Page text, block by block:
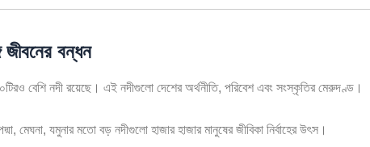
জীবনের বন্ধন
বেশি নদী রয়েছে। এই নদীগুলো দেশের অর্থনীতি, পরিবেশ এবং সংস্কৃতির মেরুদণ্ড।
মেঘনা, যমুনার মতো বড় নদীগুলো হাজার হাজার মানুষের জীবিকা নির্বাহের উৎস।